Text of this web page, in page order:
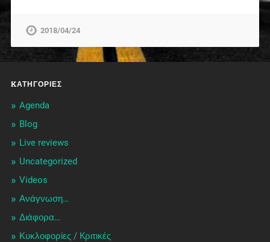
2018/04/24
KΑΤΗΓΟΡΊΕΣ
Agenda
Blog
Live reviews
Uncategorized
Videos
Ανάγνωση…
Διάφορα…
Κυκλοφορίες / Kριτικές